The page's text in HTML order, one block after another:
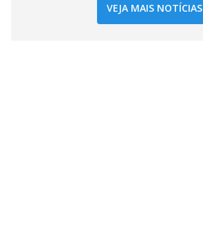
VEJA MAIS NOTÍCIAS